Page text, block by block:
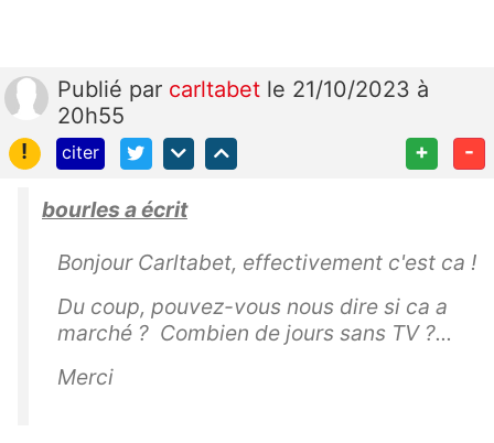
Publié par carltabet le 21/10/2023 à
20h55
!
citer + -
bourles a écrit
Bonjour Carltabet, effectivement c'est ca !
Du coup, pouvez-vous nous dire si ca a
marché ? Combien de jours sans TV ?...
Merci